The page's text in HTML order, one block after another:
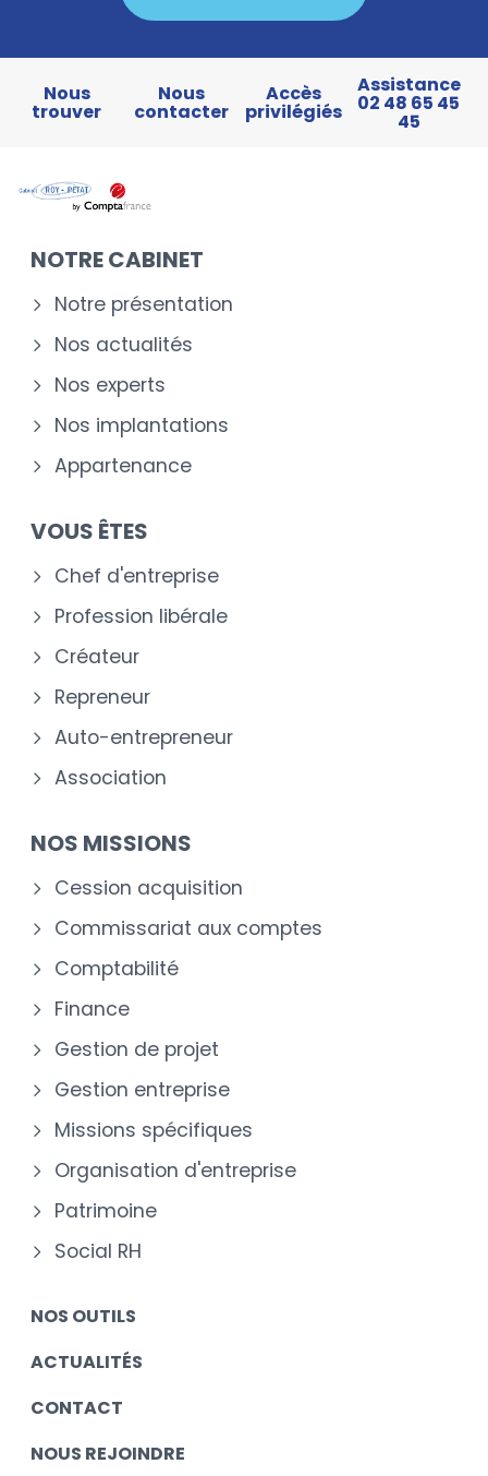
Nous
trouver
Nous
contacter
Accès
privilégiés
Assistance
02 48 65 45
45
NOTRE CABINET
Notre présentation
Nos actualités
Nos experts
Nos implantations
Appartenance
VOUS ÊTES
Chef d'entreprise
Profession libérale
Créateur
Repreneur
Auto-entrepreneur
Association
NOS MISSIONS
Cession acquisition
Commissariat aux comptes
Comptabilité
Finance
Gestion de projet
Gestion entreprise
Missions spécifiques
Organisation d'entreprise
Patrimoine
Social RH
NOS OUTILS
ACTUALITÉS
CONTACT
NOUS REJOINDRE